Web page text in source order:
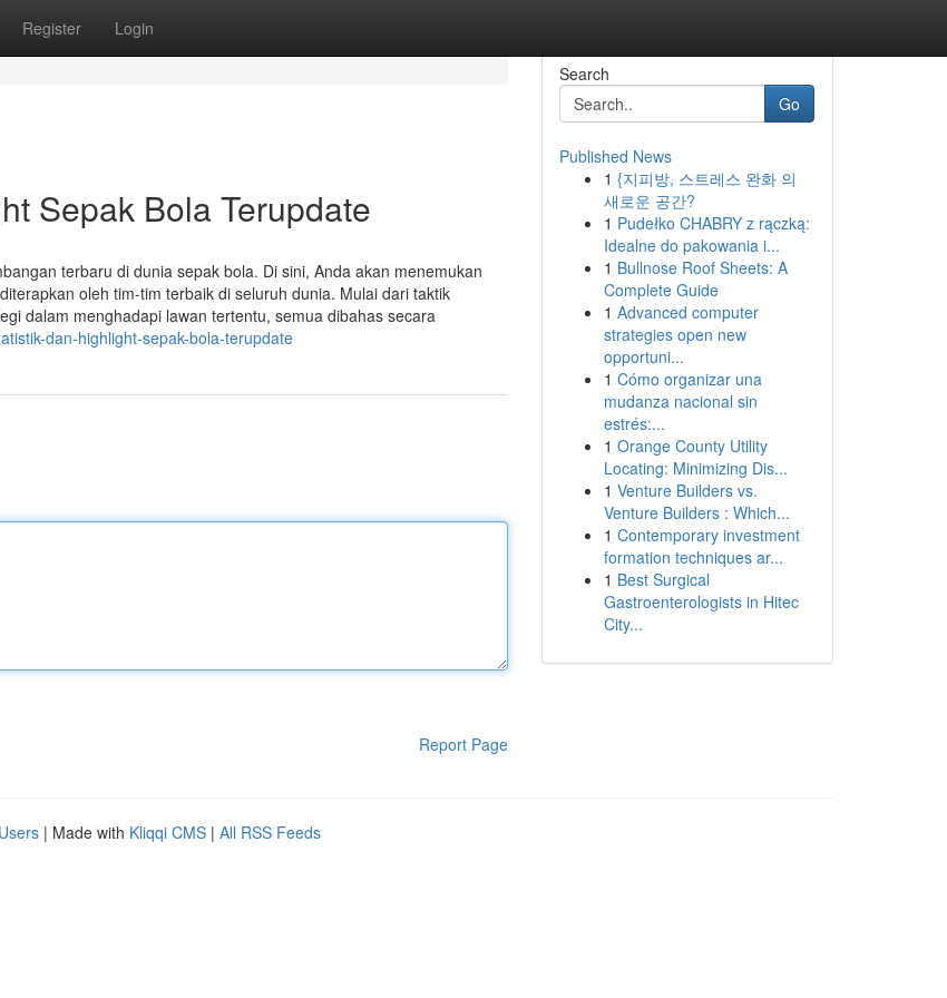
Register Login
Sepak Bola Terupdate
terbaru di dunia sepak bola. Di sini, Anda akan menemukan
oleh tim-tim terbaik di seluruh dunia. Mulai dari taktik
dalam menghadapi lawan tertentu, semua dibahas secara
dan-highlight-sepak-bola-terupdate
Report Page
Search
Go
Published News
1 {지피방, 스트레스 완화 의
새로운 공간?
1 Pudełko CHABRY z rączką:
Idealne do pakowania i...
1 Bullnose Roof Sheets: A
Complete Guide
1 Advanced computer
strategies open new
opportuni...
1 Cómo organizar una
mudanza nacional sin
estrés:...
1 Orange County Utility
Locating: Minimizing Dis...
1 Venture Builders vs.
Venture Builders : Which...
1 Contemporary investment
formation techniques ar...
1 Best Surgical
Gastroenterologists in Hitec
City...
| Made with Kliqqi CMS | All RSS Feeds